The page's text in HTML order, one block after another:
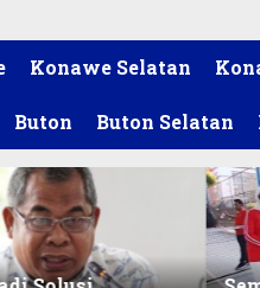
Konawe Selatan
Buton Buton Selatan